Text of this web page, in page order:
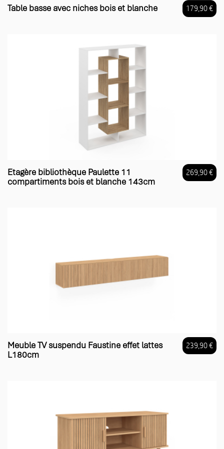
Table basse avec niches bois et blanche
Prix
179,90 €
Etagère bibliothèque Paulette 11
compartiments bois et blanche 143cm
Prix
269,90 €
Meuble TV suspendu Faustine effet lattes
L180cm
239,90 €